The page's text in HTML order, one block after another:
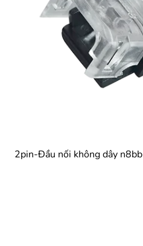
2pin-Đầu nối không dây n8bb